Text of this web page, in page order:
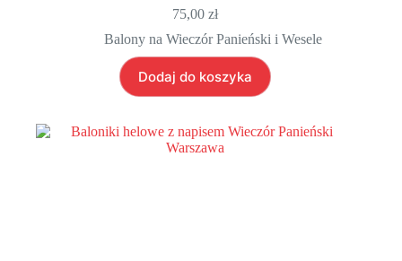
75,00 zł
Balony na Wieczór Panieński i Wesele
Dodaj do koszyka